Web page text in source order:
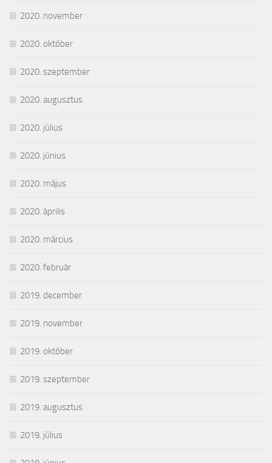
2020. november
2020. október
2020. szeptember
2020. augusztus
2020. július
2020. június
2020. május
2020. április
2020. március
2020. február
2019. december
2019. november
2019. október
2019. szeptember
2019. augusztus
2019. július